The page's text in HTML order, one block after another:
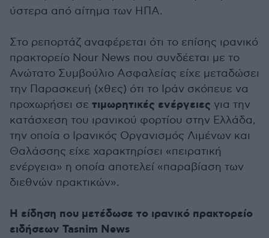
ύστερα από αίτημα των ΗΠΑ.
Στο ρεπορτάζ αναφέρεται ότι το επίσης ιρανικό
πρακτορείο Nour News που συνδέεται με το
Ανώτατο Συμβούλιο Ασφαλείας είχε μεταδώσει
την Παρασκευή (χθες) ότι το Ιράν σκόπευε να
προχωρήσει σε τιμωρητικές ενέργειες για την
κατάσχεση του ιρανικού φορτίου στην Ελλάδα,
την οποία ο Ιρανικός Οργανισμός Λιμένων και
Θαλάσσης είχε χαρακτηρίσει «πειρατική
ενέργεια» η οποία αποτελεί «παραβίαση των
διεθνών πρακτικών».
Η είδηση που μετέδωσε το ιρανικό πρακτορείο
ειδήσεων Tasnim News